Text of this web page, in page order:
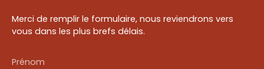
Merci de remplir le formulaire, nous reviendrons vers
vous dans les plus brefs délais.
Prénom